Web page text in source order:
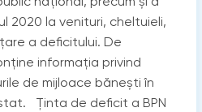
2020 la venituri, cheltuieli,
a deficitului. De
informația privind
de mijloace bănești în
Ținta de deficit a BPN